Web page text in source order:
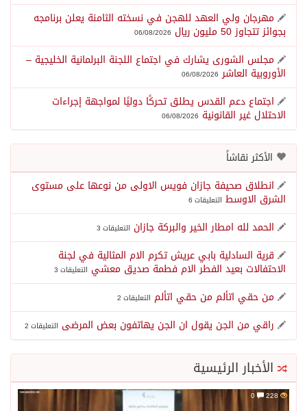
مهرجان ولي العهد للهجن في نسخته الثامنة يعلن برنامجه
بجوائز تتجاوز 50 مليون ريال 06/08/2026
مجلس الشورى يشارك في اجتماع اللجنة البرلمانية الخليجية –
الأوروبية العاشر 06/08/2026
اجتماع دعم القدس يطلق تحركًا دوليًا لمواجهة إجراءات
الاحتلال غير القانونية 06/08/2026
الأكثر نقاشاً
انطلاق صحيفة جازان فويس الاولى من نوعها على مستوى
الشرق الاوسط التعليقات 6
الحمد لله امطار الخير والبركة جازان التعليقات 3
قرية السادلية بابي عريش تكرم الام المثالية في لجنة
الاحتفالات بعيد الفطر الام فطمة صديق معشي التعليقات 3
من حقي اتألم من حقي اتألم التعليقات 2
راقي من الجن يقول ان الجن يهاتفون بعض المرضى التعليقات 2
الأخبار الرئيسية
228